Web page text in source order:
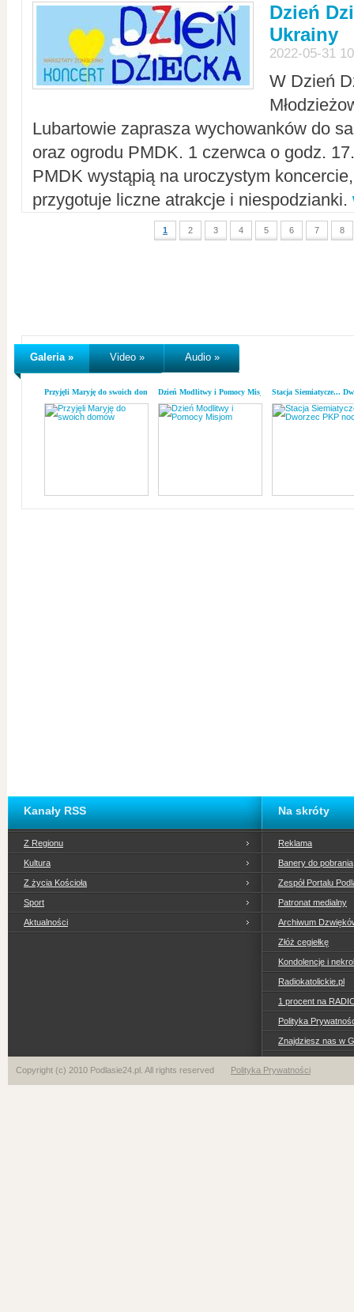
Dzień
Ukrainy
2022-05-31
W Dzień
Lubartowie zaprasza wychowanków do
oraz ogrodu PMDK. 1 czerwca o godz.
PMDK wystąpią na uroczystym
przygotuje liczne atrakcje i niespodzianki.
1 2 3 4 5 6 7 8
Galeria » Video » Audio »
Przyjęli Maryję do swoich domówDzień Modlitwy i Pomocy MisjomStacja Siemiatycze...
Kanały RSS
Z Regionu
Kultura
Z życia Kościoła
Sport
Aktualności
Na skróty
Reklama
Banery do pobrania
Zespół Portalu
Patronat medialny
Archiwum
Złóż cegiełkę
Kondolencje i
Radiokatolickie.pl
1 procent na
Polityka
Znajdziesz nas w
Copyright (c) 2010 Podlasie24.pl. All rights reserved Polityka Prywatności